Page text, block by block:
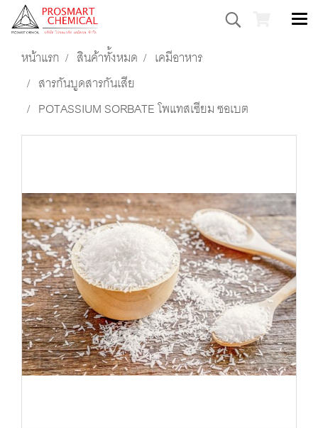
หน้าแรก สินค้าทั้งหมด
เคมีอาหาร
สารกันบูดสารกันเสีย
POTASSIUM SORBATE โพแทสเซียม ซอเบต